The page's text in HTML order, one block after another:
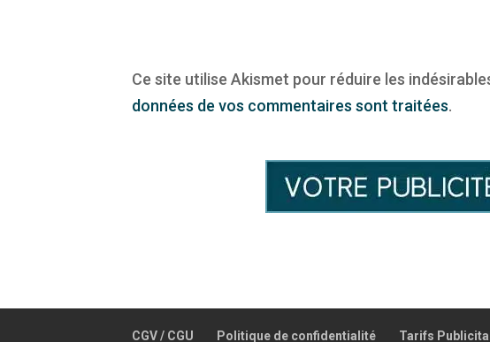
Ce site utilise Akismet pour réduire les
données de vos commentaires sont traitées.
CGV / CGU Politique de confidentialité Tarifs